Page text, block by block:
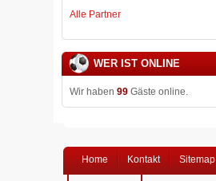
Alle Partner
WER IST ONLINE
Wir haben 99 Gäste online.
Home Kontakt Sitemap